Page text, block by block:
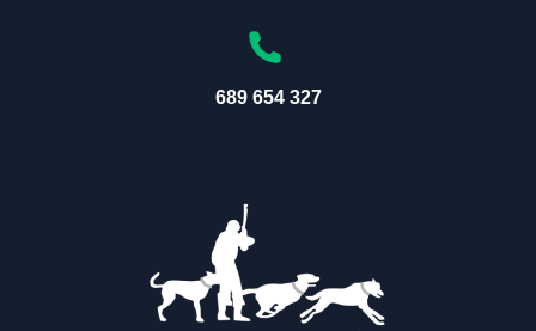
689 654 327